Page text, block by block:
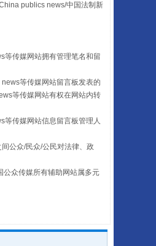
机肯定在骂我”
publics news/中国法制新
传媒网站拥有管理笔名和留
等传媒网站留言板发表的
等传媒网站有权在网站内转
传媒网站信息留言板管理人
公众/民众/公民对法律、政
众传媒所有辅助网站属多元